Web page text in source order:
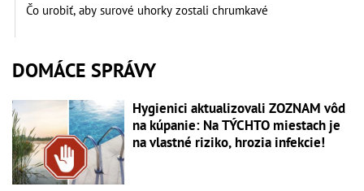
Čo urobiť, aby surové uhorky zostali chrumkavé
DOMÁCE SPRÁVY
Hygienici aktualizovali ZOZNAM vôd
na kúpanie: Na TÝCHTO miestach je
na vlastné riziko, hrozia infekcie!